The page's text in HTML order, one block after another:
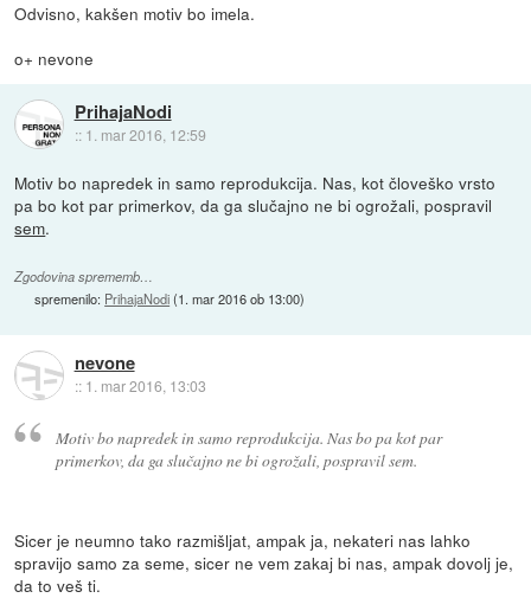
Odvisno, kakšen motiv bo imela.
o+ nevone
PrihajaNodi
:: 1. mar 2016, 12:59
Motiv bo napredek in samo reprodukcija. Nas, kot človeško vrsto
pa bo kot par primerkov, da ga slučajno ne bi ogrožali, pospravil
sem.
Zgodovina sprememb…
spremenilo: PrihajaNodi(1. mar 2016 ob 13:00)
nevone
:: 1. mar 2016, 13:03
Motiv bo napredek in samo reprodukcija. Nas bo pa kot par
primerkov, da ga slučajno ne bi ogrožali, pospravil sem.
Sicer je neumno tako razmišljat, ampak ja, nekateri nas lahko
spravijo samo za seme, sicer ne vem zakaj bi nas, ampak dovolj je,
da to veš ti.